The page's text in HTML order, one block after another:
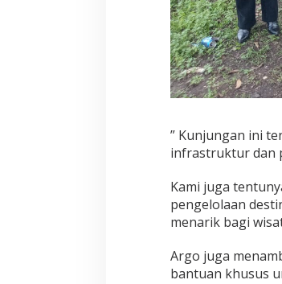
” Kunjungan ini
infrastruktur dan
Kami juga
pengelolaan
menarik bagi
Argo juga
bantuan khusus